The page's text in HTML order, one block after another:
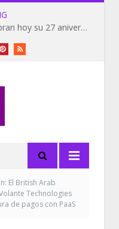
Barack y Michelle Obama celebran hoy su 27 aniversario de bodas
PinterestRSS
El British Arab
Technologies
de pagos con PaaS